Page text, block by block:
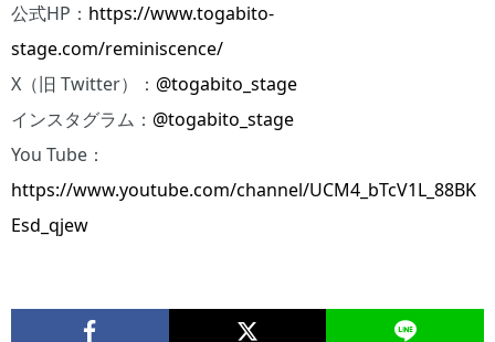
公式HP： https://www.togabito-
stage.com/reminiscence/
X（旧 Twitter）： @togabito_stage
インスタグラム： @togabito_stage
You Tube：
https://www.youtube.com/channel/UCM4_bTcV1L_88BK
Esd_qjew